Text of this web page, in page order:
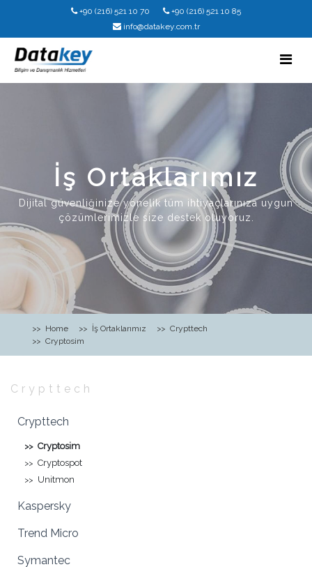
+90 (216) 521 10 70
+90 (216) 521 10 85
info@datakey.com.tr
İş Ortaklarımız
Dijital güvenliğinize yönelik tüm ihtiyaçlarınıza uygun
çözümlerimizle size destek oluyoruz.
Home İş Ortaklarımız
Crypttech
Cryptosim
Crypttech
Crypttech
Cryptosim
Cryptospot
Unitmon
Kaspersky
Trend Micro
Symantec